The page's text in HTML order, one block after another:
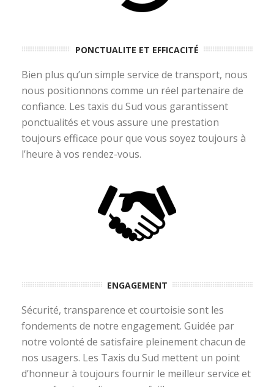
PONCTUALITE ET EFFICACITÉ
Bien plus qu’un simple service de transport, nous
nous positionnons comme un réel partenaire de
confiance. Les taxis du Sud vous garantissent
ponctualités et vous assure une prestation
toujours efficace pour que vous soyez toujours à
l’heure à vos rendez-vous.
ENGAGEMENT
Sécurité, transparence et courtoisie sont les
fondements de notre engagement. Guidée par
notre volonté de satisfaire pleinement chacun de
nos usagers. Les Taxis du Sud mettent un point
d’honneur à toujours fournir le meilleur service et